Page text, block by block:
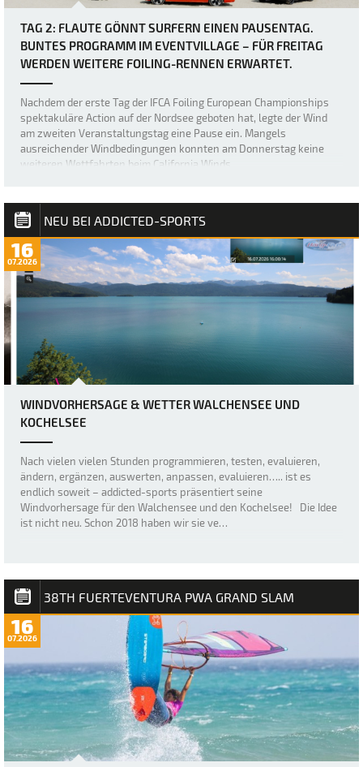
TAG 2: FLAUTE GÖNNT SURFERN EINEN PAUSENTAG.
BUNTES PROGRAMM IM EVENTVILLAGE – FÜR FREITAG
WERDEN WEITERE FOILING-RENNEN ERWARTET.
Nachdem der erste Tag der IFCA Foiling European Championships
spektakuläre Action auf der Nordsee geboten hat, legte der Wind
am zweiten Veranstaltungstag eine Pause ein. Mangels
ausreichender Windbedingungen konnten am Donnerstag keine
weiteren Wettfahrten beim California Winds…
NEU BEI ADDICTED-SPORTS
16
07.2026
WINDVORHERSAGE & WETTER WALCHENSEE UND
KOCHELSEE
Nach vielen vielen Stunden programmieren, testen, evaluieren,
ändern, ergänzen, auswerten, anpassen, evaluieren….. ist es
endlich soweit – addicted-sports präsentiert seine
Windvorhersage für den Walchensee und den Kochelsee! Die Idee
ist nicht neu. Schon 2018 haben wir sie ve…
38TH FUERTEVENTURA PWA GRAND SLAM
16
07.2026